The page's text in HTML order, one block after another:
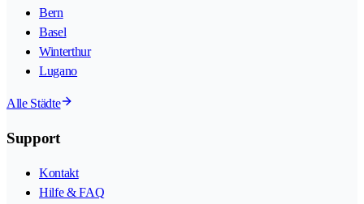
Bern
Basel
Winterthur
Lugano
Alle Städte
Support
Kontakt
Hilfe & FAQ